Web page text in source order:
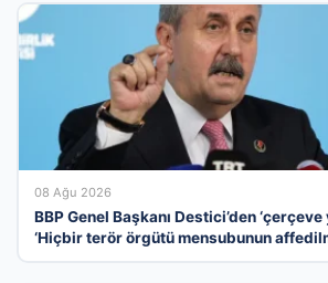
08 Ağu 2026
BBP Genel Başkanı Destici’den
‘Hiçbir terör örgütü mensubunun